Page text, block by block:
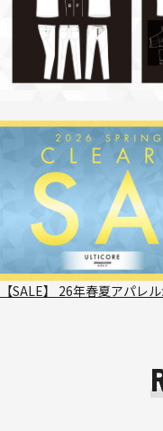
【SALE】 26年春夏アパレ